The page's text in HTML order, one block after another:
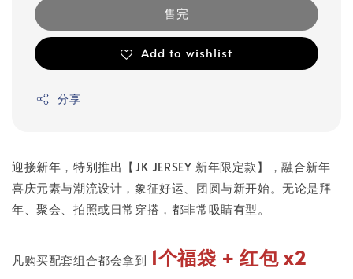
售完
Add to wishlist
分享
迎接新年，特别推出【JK JERSEY 新年限定款】，融合新年
喜庆元素与潮流设计，象征好运、团圆与新开始。无论是拜
年、聚会、拍照或日常穿搭，都非常吸睛有型。
凡购买配套组合都会拿到 1个福袋 + 红包 x2